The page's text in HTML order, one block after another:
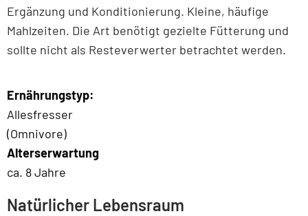
Ergänzung und Konditionierung. Kleine, häufige
Mahlzeiten. Die Art benötigt gezielte Fütterung und
sollte nicht als Resteverwerter betrachtet werden.
Ernährungstyp:
Allesfresser
(Omnivore)
Alterserwartung
ca. 8 Jahre
Natürlicher Lebensraum